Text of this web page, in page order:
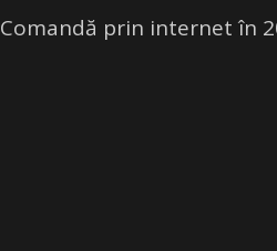
Comandă prin internet în